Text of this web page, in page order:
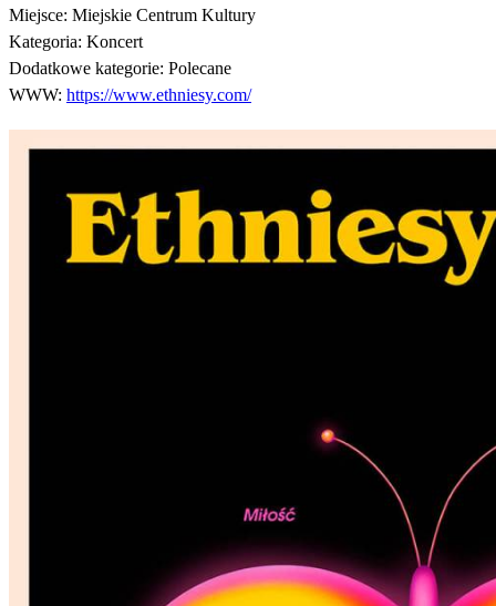
Miejsce: Miejskie Centrum Kultury
Kategoria: Koncert
Dodatkowe kategorie: Polecane
WWW: https://www.ethniesy.com/